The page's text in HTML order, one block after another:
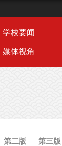
学校要闻
媒体视角
第二版 第三版